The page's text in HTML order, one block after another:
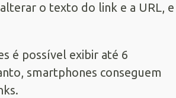
o texto do link e a URL, e
é possível exibir até 6
smartphones conseguem